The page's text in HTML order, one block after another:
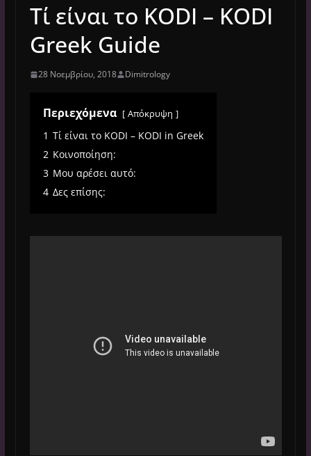
Τί είναι το KODI – KODI
Greek Guide
28 Νοεμβρίου, 2018 Dimitrology
Περιεχόμενα Απόκρυψη
1 Τί είναι το KODI – KODI in Greek
2 Κοινοποίηση:
3 Μου αρέσει αυτό:
4 Δες επίσης: